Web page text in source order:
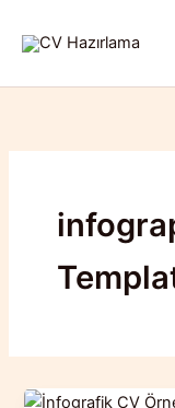
atla